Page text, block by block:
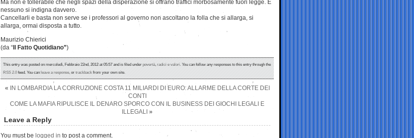
Ma non è tollerabile che negli spazi della disperazione si offrano traffici morbosamente fuori legge. E
nessuno si indigna davvero.
Cancellarli e basta non serve se i professori al governo non ascoltano la folla che si allarga, si
allarga, ormai disposta a tutto.
Maurizio Chierici
(da “ Il Fatto Quotidiano”)
This entry was posted on mercoledì, Febbraio 22nd, 2012 at 05:57 and is filed underpovertà,radici e valori. You can follow any responses to this entry through the
RSS 2.0feed. You canleave a response, ortrackbackfrom your own site.
«
IN LOMBARDIA LA CORRUZIONE COSTA 11 MILIARDI DI EURO: ALLARME DELLA CORTE DEI
CONTI
COME LA MAFIA RIPULISCE IL DENARO SPORCO CON IL BUSINESS DEI GIOCHI LEGALI E
ILLEGALI »
Leave a Reply
You must be logged in to post a comment.